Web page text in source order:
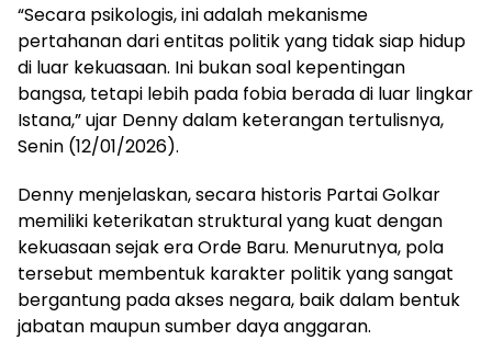
“Secara psikologis, ini adalah mekanisme
pertahanan dari entitas politik yang tidak siap hidup
di luar kekuasaan. Ini bukan soal kepentingan
bangsa, tetapi lebih pada fobia berada di luar lingkar
Istana,” ujar Denny dalam keterangan tertulisnya,
Senin (12/01/2026).
Denny menjelaskan, secara historis Partai Golkar
memiliki keterikatan struktural yang kuat dengan
kekuasaan sejak era Orde Baru. Menurutnya, pola
tersebut membentuk karakter politik yang sangat
bergantung pada akses negara, baik dalam bentuk
jabatan maupun sumber daya anggaran.